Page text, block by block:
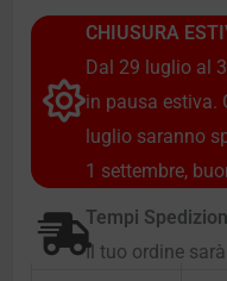
CHIUSURA
Dal 29 luglio al
in pausa estiva.
luglio saranno
1 settembre,
Tempi
Il tuo ordine